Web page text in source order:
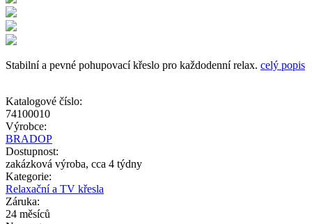
Stabilní a pevné pohupovací křeslo pro každodenní relax. celý popis
Katalogové číslo:
74100010
Výrobce:
BRADOP
Dostupnost:
zakázková výroba, cca 4 týdny
Kategorie:
Relaxační a TV křesla
Záruka:
24 měsíců